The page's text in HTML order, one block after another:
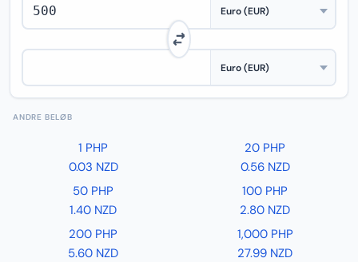
ANDRE BELØB
1 PHP
0.03 NZD
20 PHP
0.56 NZD
50 PHP
1.40 NZD
100 PHP
2.80 NZD
200 PHP
5.60 NZD
1,000 PHP
27.99 NZD